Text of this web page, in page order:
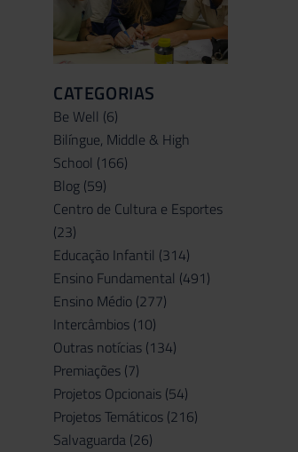
CATEGORIAS
Be Well (6)
Bilíngue, Middle & High
School (166)
Blog (59)
Centro de Cultura e Esportes
(23)
Educação Infantil (314)
Ensino Fundamental (491)
Ensino Médio (277)
Intercâmbios (10)
Outras notícias (134)
Premiações (7)
Projetos Opcionais (54)
Projetos Temáticos (216)
Salvaguarda (26)